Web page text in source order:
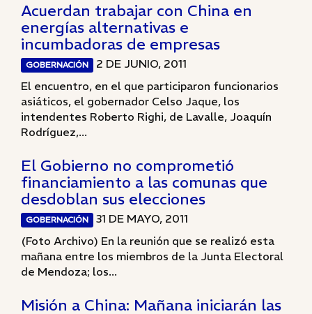
Acuerdan trabajar con China en
energías alternativas e
incumbadoras de empresas
GOBERNACIÓN
2 DE JUNIO, 2011
El encuentro, en el que participaron funcionarios
asiáticos, el gobernador Celso Jaque, los
intendentes Roberto Righi, de Lavalle, Joaquín
Rodríguez,...
El Gobierno no comprometió
financiamiento a las comunas que
desdoblan sus elecciones
GOBERNACIÓN
31 DE MAYO, 2011
(Foto Archivo) En la reunión que se realizó esta
mañana entre los miembros de la Junta Electoral
de Mendoza; los...
Misión a China: Mañana iniciarán las